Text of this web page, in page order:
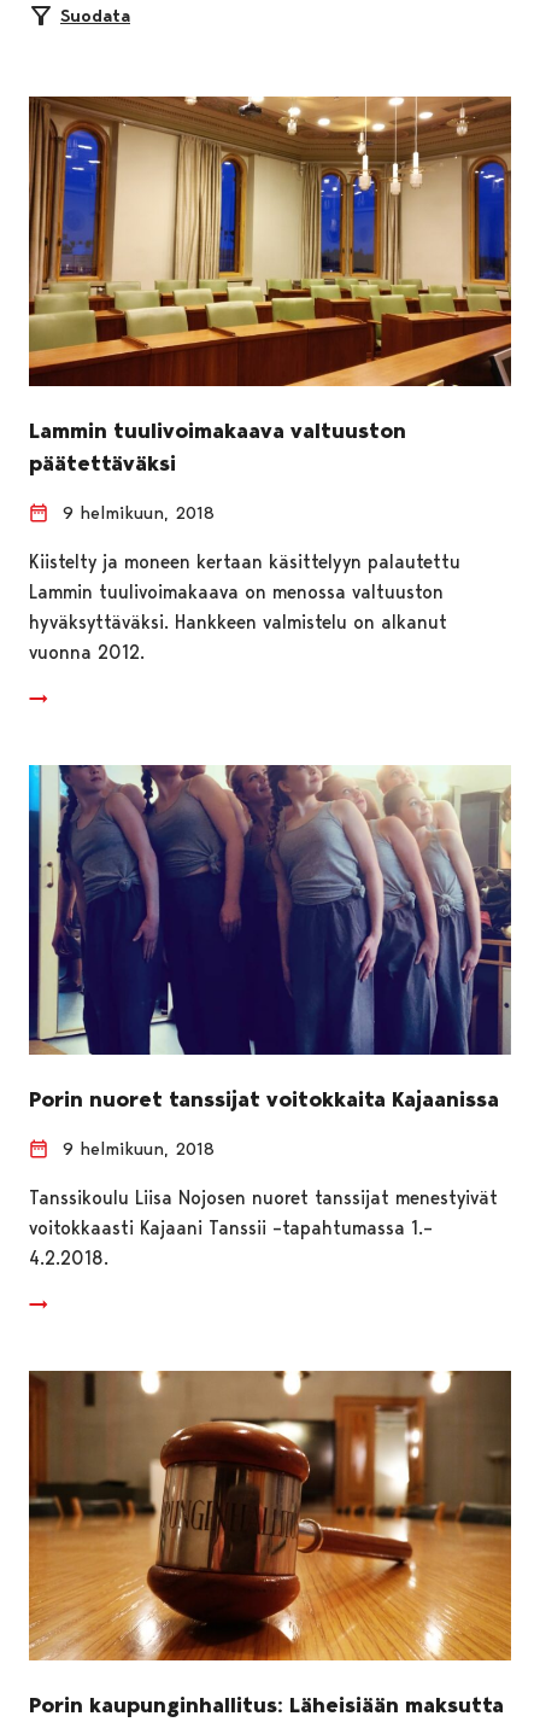
Suodata
Lammin tuulivoimakaava valtuuston
päätettäväksi
9 helmikuun, 2018
Kiistelty ja moneen kertaan käsittelyyn palautettu
Lammin tuulivoimakaava on menossa valtuuston
hyväksyttäväksi. Hankkeen valmistelu on alkanut
vuonna 2012.
Porin nuoret tanssijat voitokkaita Kajaanissa
9 helmikuun, 2018
Tanssikoulu Liisa Nojosen nuoret tanssijat menestyivät
voitokkaasti Kajaani Tanssii –tapahtumassa 1.–
4.2.2018.
Porin kaupunginhallitus: Läheisiään maksutta